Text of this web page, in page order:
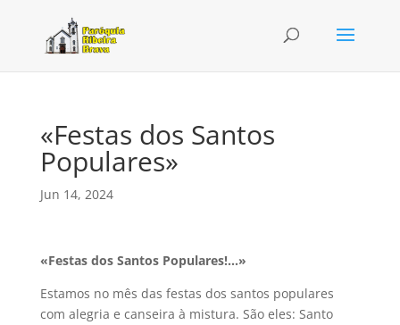
«Festas dos Santos
Populares»
Jun 14, 2024
«Festas dos Santos Populares!…»
Estamos no mês das festas dos santos populares
com alegria e canseira à mistura. São eles: Santo